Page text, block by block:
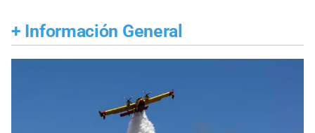
+ Información General